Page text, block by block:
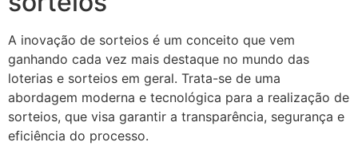
A inovação de sorteios é um conceito que vem
ganhando cada vez mais destaque no mundo das
loterias e sorteios em geral. Trata-se de uma
abordagem moderna e tecnológica para a realização de
sorteios, que visa garantir a transparência, segurança e
eficiência do processo.